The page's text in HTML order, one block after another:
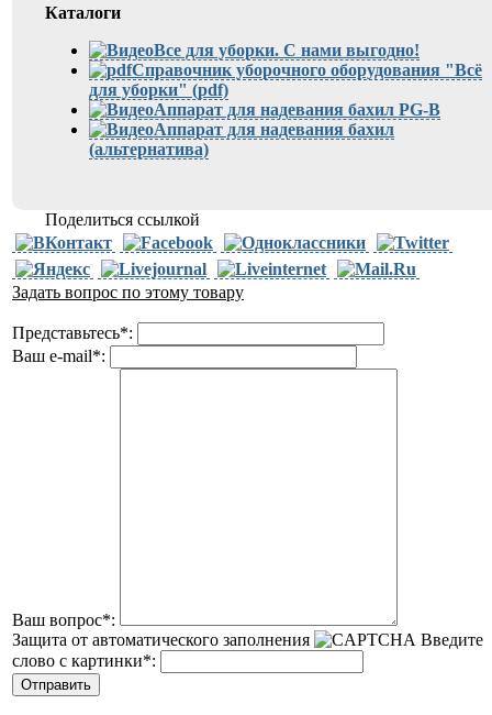
Каталоги
Все для уборки. С нами выгодно!
Справочник уборочного оборудования "Всё
для уборки" (pdf)
Аппарат для надевания бахил PG-B
Аппарат для надевания бахил
(альтернатива)
Поделиться ссылкой
Задать вопрос по этому товару
Представьтесь*:
Ваш e-mail*:
Ваш вопрос*:
Защита от автоматического заполнения
Введите
слово с картинки*: